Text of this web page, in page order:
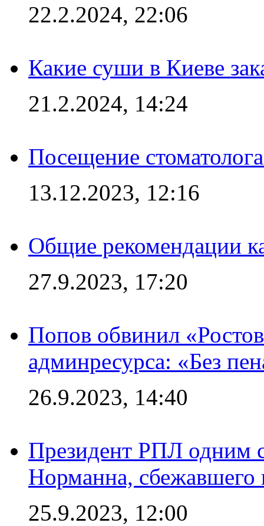
22.2.2024, 22:06
Какие суши в Киеве
21.2.2024, 14:24
Посещение
13.12.2023, 12:16
Общие рекомендации
27.9.2023, 17:20
Попов обвинил
админресурса: «Без
26.9.2023, 14:40
Президент РПЛ одним
Норманна, сбежавшего
25.9.2023, 12:00